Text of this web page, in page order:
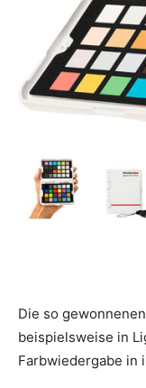
Die so
beispielsweise in
Farbwiedergabe in